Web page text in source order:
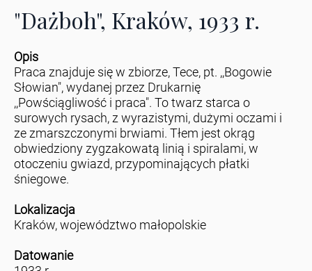
"Dażboh", Kraków, 1933 r.
Opis
Praca znajduje się w zbiorze, Tece, pt. ,,Bogowie
Słowian", wydanej przez Drukarnię
,,Powściągliwość i praca". To twarz starca o
surowych rysach, z wyrazistymi, dużymi oczami i
ze zmarszczonymi brwiami. Tłem jest okrąg
obwiedziony zygzakowatą linią i spiralami, w
otoczeniu gwiazd, przypominających płatki
śniegowe.
Lokalizacja
Kraków, województwo małopolskie
Datowanie